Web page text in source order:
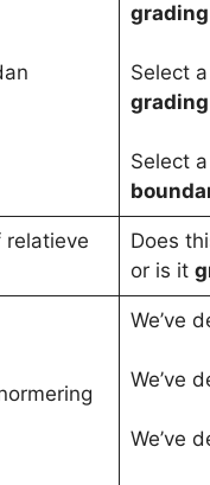
Select
Select
Does
or is it
We’ve
We’ve
We’ve